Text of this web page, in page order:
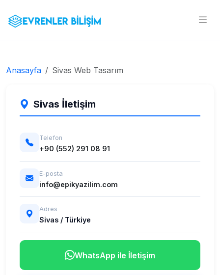
Anasayfa Sivas Web Tasarım
Sivas İletişim
Telefon
+90 (552) 291 08 91
E-posta
info@epikyazilim.com
Adres
Sivas / Türkiye
WhatsApp ile İletişim